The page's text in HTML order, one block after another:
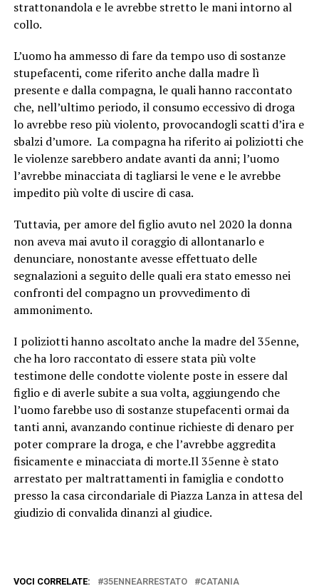
strattonandola e le avrebbe stretto le mani intorno al
collo.
L’uomo ha ammesso di fare da tempo uso di sostanze
stupefacenti, come riferito anche dalla madre lì
presente e dalla compagna, le quali hanno raccontato
che, nell’ultimo periodo, il consumo eccessivo di droga
lo avrebbe reso più violento, provocandogli scatti d’ira e
sbalzi d’umore. La compagna ha riferito ai poliziotti che
le violenze sarebbero andate avanti da anni; l’uomo
l’avrebbe minacciata di tagliarsi le vene e le avrebbe
impedito più volte di uscire di casa.
Tuttavia, per amore del figlio avuto nel 2020 la donna
non aveva mai avuto il coraggio di allontanarlo e
denunciare, nonostante avesse effettuato delle
segnalazioni a seguito delle quali era stato emesso nei
confronti del compagno un provvedimento di
ammonimento.
I poliziotti hanno ascoltato anche la madre del 35enne,
che ha loro raccontato di essere stata più volte
testimone delle condotte violente poste in essere dal
figlio e di averle subite a sua volta, aggiungendo che
l’uomo farebbe uso di sostanze stupefacenti ormai da
tanti anni, avanzando continue richieste di denaro per
poter comprare la droga, e che l’avrebbe aggredita
fisicamente e minacciata di morte.Il 35enne è stato
arrestato per maltrattamenti in famiglia e condotto
presso la casa circondariale di Piazza Lanza in attesa del
giudizio di convalida dinanzi al giudice.
VOCI CORRELATE: 35ENNEARRESTATO
CATANIA